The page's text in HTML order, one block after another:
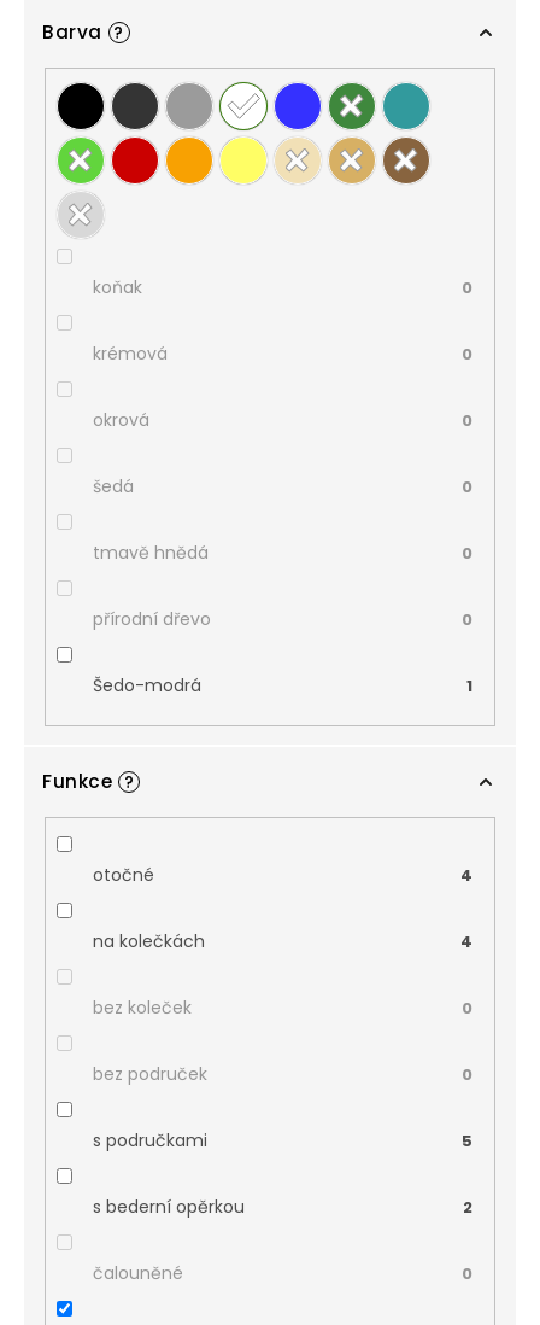
Barva ?
koňak 0
krémová 0
okrová 0
šedá 0
tmavě hnědá 0
přírodní dřevo 0
Šedo-modrá 1
Funkce ?
otočné 4
na kolečkách 4
bez koleček 0
bez područek 0
s područkami 5
s bederní opěrkou 2
čalouněné 0